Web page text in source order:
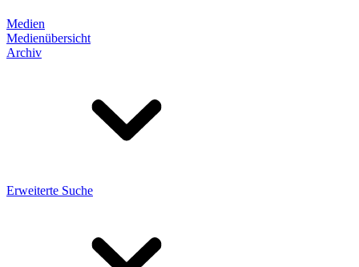
Medien
Medienübersicht
Archiv
Erweiterte Suche